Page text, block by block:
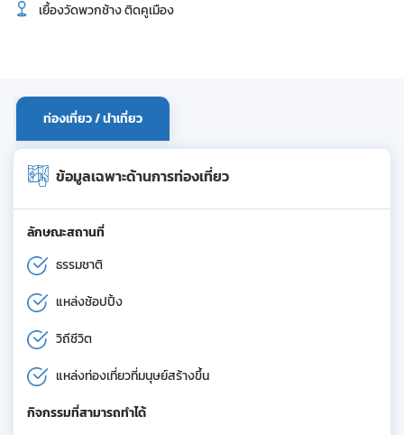
เยื้องวัดพวกช้าง ติดคูเมือง
ท่องเที่ยว / นำเที่ยว
ข้อมูลเฉพาะด้านการท่องเที่ยว
ลักษณะสถานที่
ธรรมชาติ
แหล่งช้อปปิ้ง
วิถีชีวิต
แหล่งท่องเที่ยวที่มนุษย์สร้างขึ้น
กิจกรรมที่สามารถทำได้